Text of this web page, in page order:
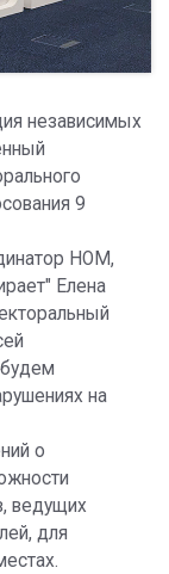
независимых
9
НОМ,
Елена
на
о
ведущих
для